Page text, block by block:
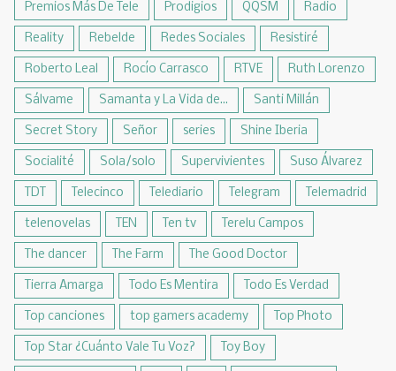
Premios Más De Tele Prodigios QQSM Radio
Reality Rebelde Redes Sociales Resistiré
Roberto Leal Rocío Carrasco RTVE Ruth Lorenzo
Sálvame Samanta y La Vida de... Santi Millán
Secret Story Señor series Shine Iberia
Socialité Sola/solo Supervivientes Suso Álvarez
TDT Telecinco Telediario Telegram Telemadrid
telenovelas TEN Ten tv Terelu Campos
The dancer The Farm The Good Doctor
Tierra Amarga Todo Es Mentira Todo Es Verdad
Top canciones top gamers academy Top Photo
Top Star ¿Cuánto Vale Tu Voz? Toy Boy